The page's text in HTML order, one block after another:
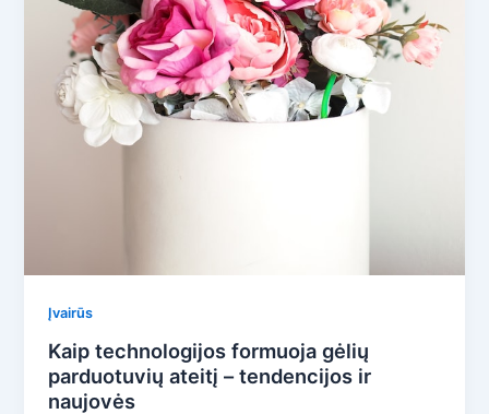
Įvairūs
Kaip technologijos formuoja gėlių
parduotuvių ateitį – tendencijos ir
naujovės